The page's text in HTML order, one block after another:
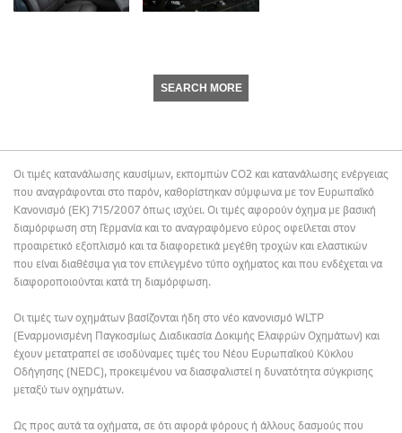
SEARCH MORE
Οι τιμές κατανάλωσης καυσίμων, εκπομπών CO2 και κατανάλωσης ενέργειας
που αναγράφονται στο παρόν, καθορίστηκαν σύμφωνα με τον Ευρωπαϊκό
Κανονισμό (ΕΚ) 715/2007 όπως ισχύει. Οι τιμές αφορούν όχημα με βασική
διαμόρφωση στη Γερμανία και το αναγραφόμενο εύρος οφείλεται στον
προαιρετικό εξοπλισμό και τα διαφορετικά μεγέθη τροχών και ελαστικών
που είναι διαθέσιμα για τον επιλεγμένο τύπο οχήματος και που ενδέχεται να
διαφοροποιούνται κατά τη διαμόρφωση.
Οι τιμές των οχημάτων βασίζονται ήδη στο νέο κανονισμό WLTP
(Εναρμονισμένη Παγκοσμίως Διαδικασία Δοκιμής Ελαφρών Οχημάτων) και
έχουν μετατραπεί σε ισοδύναμες τιμές του Νέου Ευρωπαϊκού Κύκλου
Οδήγησης (NEDC), προκειμένου να διασφαλιστεί η δυνατότητα σύγκρισης
μεταξύ των οχημάτων.
Ως προς αυτά τα οχήματα, σε ότι αφορά φόρους ή άλλους δασμούς που